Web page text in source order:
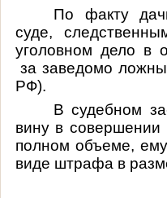
По факту
суде,
уголовном дело в
за заведомо
РФ).
В судебном
вину в совершении
полном объеме,
виде штрафа в